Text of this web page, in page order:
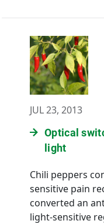
JUL 23, 2013
Optical
light
Chili peppers
sensitive pain
converted an
light-sensitive